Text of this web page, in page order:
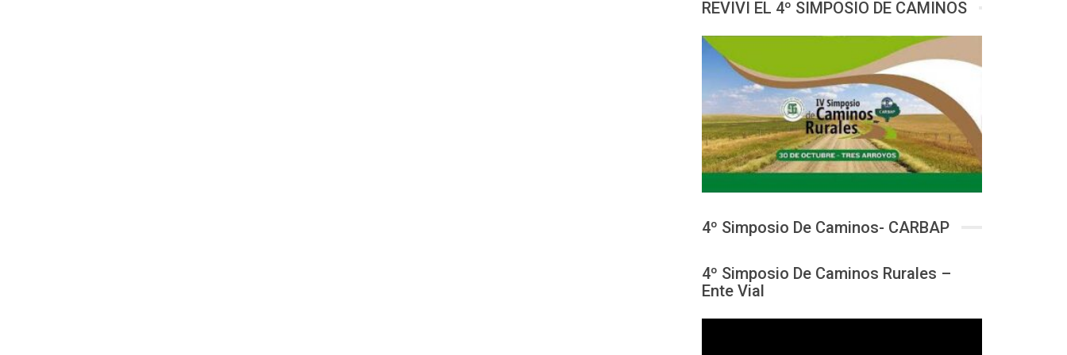
REVIVI EL 4º SIMPOSIO DE CAMINOS
4º Simposio De Caminos- CARBAP
4º Simposio De Caminos Rurales –
Ente Vial